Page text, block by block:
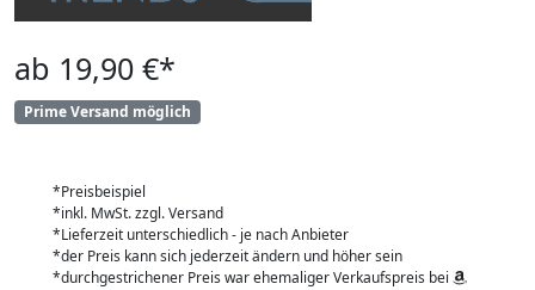
ab 19,90 €*
Prime Versand möglich
*Preisbeispiel
*inkl. MwSt. zzgl. Versand
*Lieferzeit unterschiedlich - je nach Anbieter
*der Preis kann sich jederzeit ändern und höher sein
*durchgestrichener Preis war ehemaliger Verkaufspreis bei